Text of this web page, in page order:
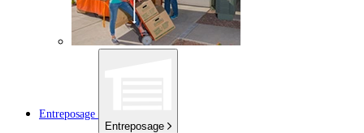
Entreposage
Entreposage